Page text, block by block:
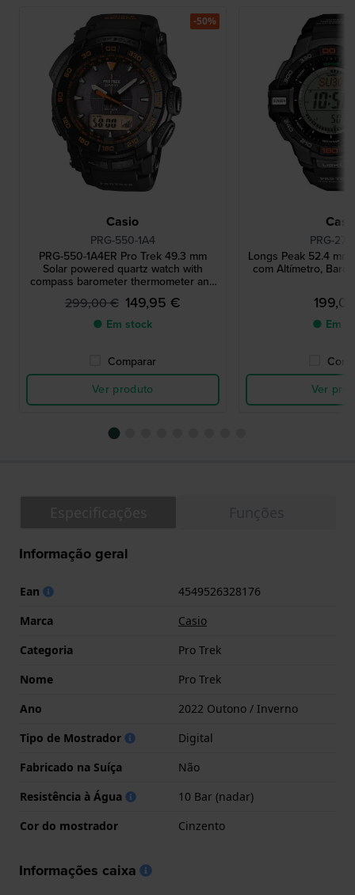
Casio
PRG-550-1A4
PRG-550-1A4ER Pro Trek 49.3 mm
Solar powered quartz watch with
compass barometer thermometer and
altimeter
299,00 € 149,95 €
● Em stock
Comparar
Ver produto
-50%
PRG-
Longs Peak 52.4
com Altímetro,
● Em
Ver
Informação geral
Ean
4549526328176
Marca
Casio
Categoria
Pro Trek
Nome
Pro Trek
Ano
2022 Outono / Inverno
Tipo de Mostrador
Digital
Fabricado na Suíça
Não
Resistência à Água
10 Bar (nadar)
Cor do mostrador
Cinzento
Informações caixa